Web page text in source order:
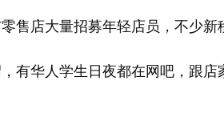
店大量招募年轻店员，不少新
华人学生日夜都在网吧，跟店